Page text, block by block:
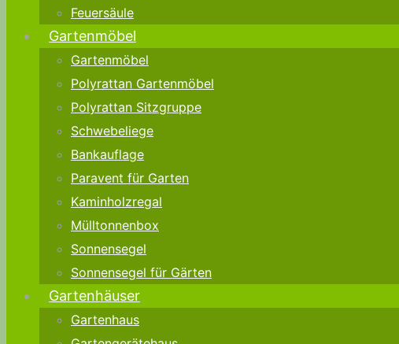
Feuersäule
Gartenmöbel
Gartenmöbel
Polyrattan Gartenmöbel
Polyrattan Sitzgruppe
Schwebeliege
Bankauflage
Paravent für Garten
Kaminholzregal
Mülltonnenbox
Sonnensegel
Sonnensegel für Gärten
Gartenhäuser
Gartenhaus